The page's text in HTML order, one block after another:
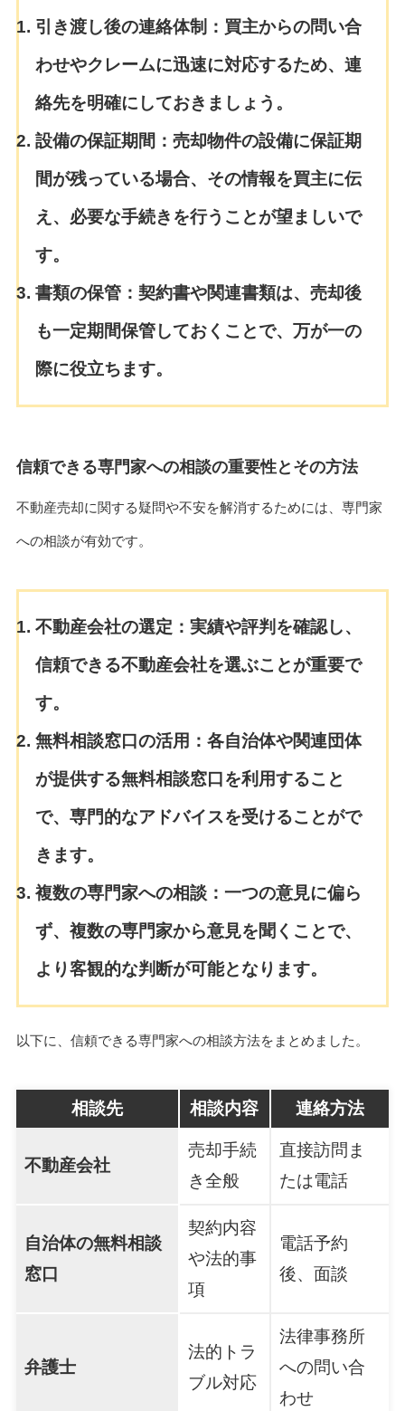
引き渡し後の連絡体制： 買主からの問い合
わせやクレームに迅速に対応するため、連
絡先を明確にしておきましょう。
設備の保証期間： 売却物件の設備に保証期
間が残っている場合、その情報を買主に伝
え、必要な手続きを行うことが望ましいで
す。
書類の保管： 契約書や関連書類は、売却後
も一定期間保管しておくことで、万が一の
際に役立ちます。
信頼できる専門家への相談の重要性とその方法
不動産売却に関する疑問や不安を解消するためには、専門家
への相談が有効です。
不動産会社の選定： 実績や評判を確認し、
信頼できる不動産会社を選ぶことが重要で
す。
無料相談窓口の活用： 各自治体や関連団体
が提供する無料相談窓口を利用すること
で、専門的なアドバイスを受けることがで
きます。
複数の専門家への相談： 一つの意見に偏ら
ず、複数の専門家から意見を聞くことで、
より客観的な判断が可能となります。
以下に、信頼できる専門家への相談方法をまとめました。
相談先 相談内容 連絡方法
不動産会社
売却手続
き全般
直接訪問ま
たは電話
自治体の無料相談
窓口
契約内容
や法的事
項
電話予約
後、面談
弁護士
法的トラ
ブル対応
法律事務所
への問い合
わせ